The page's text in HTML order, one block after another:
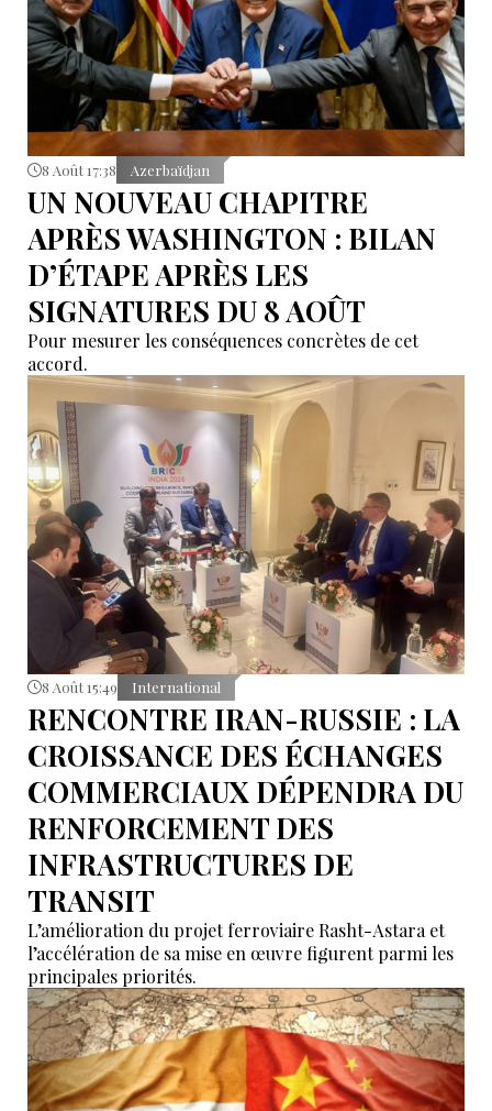
8 Août 17:38 Azerbaïdjan
UN NOUVEAU CHAPITRE
APRÈS WASHINGTON : BILAN
D’ÉTAPE APRÈS LES
SIGNATURES DU 8 AOÛT
Pour mesurer les conséquences concrètes de cet
accord.
8 Août 15:49 International
RENCONTRE IRAN-RUSSIE : LA
CROISSANCE DES ÉCHANGES
COMMERCIAUX DÉPENDRA DU
RENFORCEMENT DES
INFRASTRUCTURES DE
TRANSIT
L’amélioration du projet ferroviaire Rasht-Astara et
l’accélération de sa mise en œuvre figurent parmi les
principales priorités.